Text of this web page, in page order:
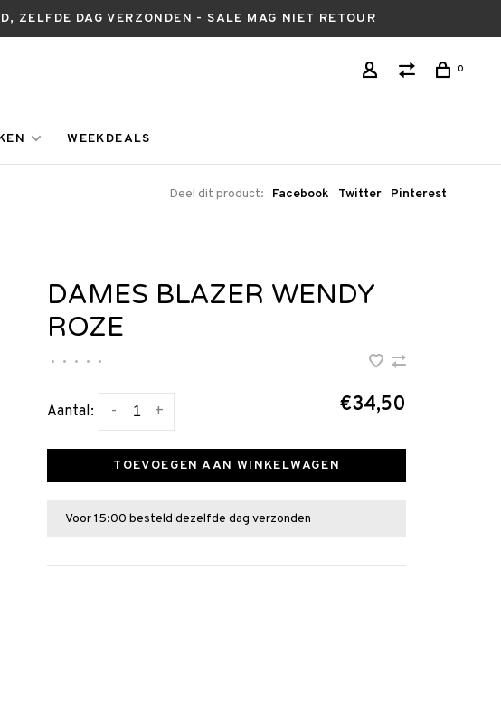
ZELFDE DAG VERZONDEN - SALE MAG NIET RETOUR
0
WEEKDEALS
Deel dit product: Facebook Twitter Pinterest
DAMES BLAZER WENDY
ROZE
• • • • •
Aantal: +
- €34,50
TOEVOEGEN AAN WINKELWAGEN
Voor 15:00 besteld dezelfde dag verzonden